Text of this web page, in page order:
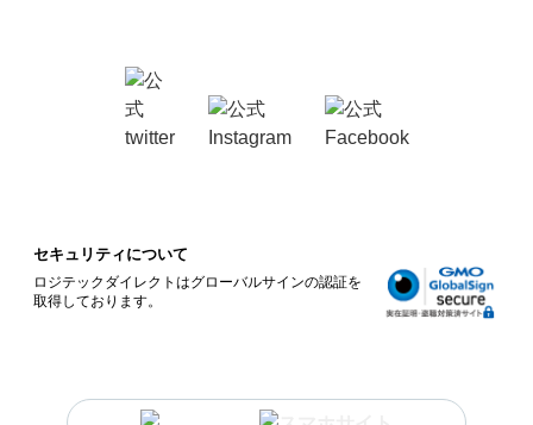
セキュリティについて
ロジテックダイレクトはグローバルサインの認証を
取得しております。